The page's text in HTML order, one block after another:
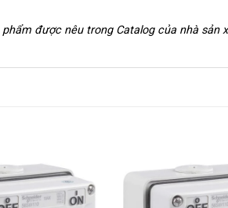
được nêu trong Catalog của nhà sản